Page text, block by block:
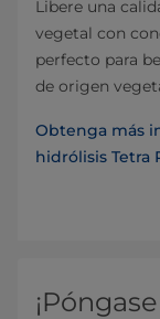
Libere una
vegetal con
perfecto para
de origen
Obtenga más
hidrólisis Tetra